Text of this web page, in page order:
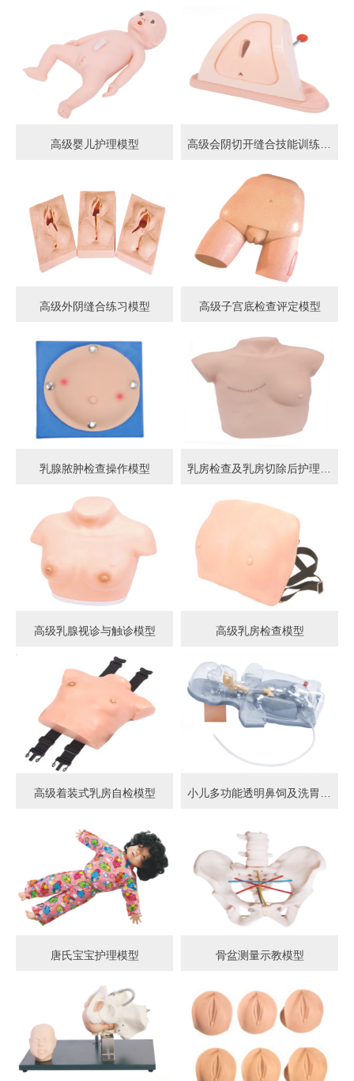
高级婴儿护理模型 高级会阴切开缝合技能训练模型
高级外阴缝合练习模型 高级子宫底检查评定模型
乳腺脓肿检查操作模型
高级乳腺视诊与触诊模型 高级乳房检查模型
高级着装式乳房自检模型
唐氏宝宝护理模型 骨盆测量示教模型